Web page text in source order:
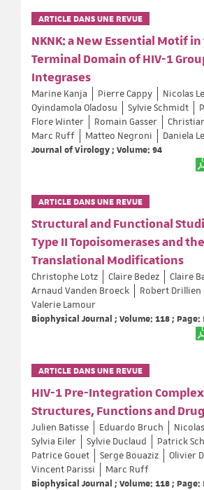
ARTICLE DANS UNE REVUE
NKNK: a New Essential Motif in
Terminal Domain of HIV-1
Integrases
Marine Kanja Pierre Cappy
Nicolas
Oyindamola Oladosu
Sylvie Schmidt
Flore Winter
Romain Gasser
Marc Ruff
Matteo Negroni
Daniela
Journal of Virology ; Volume: 94
ARTICLE DANS UNE REVUE
Structural and Functional
Type II Topoisomerases and
Translational Modifications
Christophe Lotz Claire Bedez
Claire
Arnaud Vanden Broeck
Robert Drillien
Valerie Lamour
Biophysical Journal ; Volume: 118 ; Page:
ARTICLE DANS UNE REVUE
HIV-1 Pre-Integration
Structures, Functions and
Julien Batisse Eduardo Bruch
Sylvia Eiler
Sylvie Duclaud
Patrick
Patrice Gouet
Serge Bouaziz
Olivier
Vincent Parissi
Marc Ruff
Biophysical Journal ; Volume: 118 ; Page: